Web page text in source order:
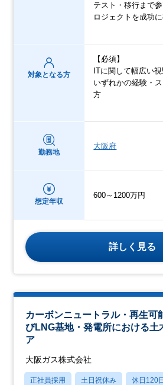
テスト・移行まで
ロジェクトを成功に
対象となる方
【必須】
ITに関して幅広い
いずれかの経験・
方
勤務地
大阪府
想定年収
600～1200万円
詳しく見る
カーボンニュートラル・再生可
びLNG基地・発電所における土
ア
大阪ガス株式会社
正社員採用 土日祝休み 休日120